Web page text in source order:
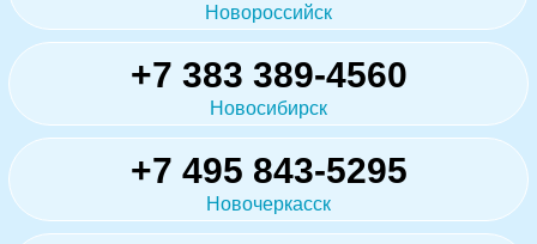
Новороссийск
+7 383 389-4560
Новосибирск
+7 495 843-5295
Новочеркасск